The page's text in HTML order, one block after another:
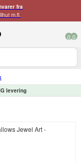
fra
m.fl.
0 0
levering